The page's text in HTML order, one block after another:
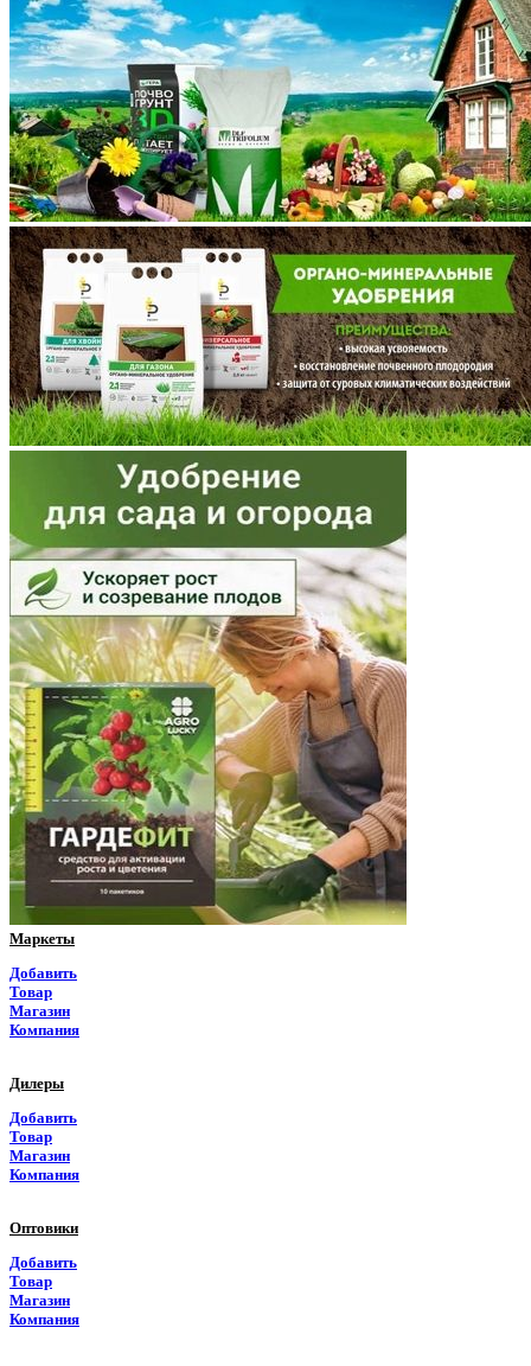
Курская область
Ленинградская область
Липецкая область
Магаданская область
Марий Эл
Мордовия
Московская область
Мурманская область
Ненецкий АО
Нижегородская область
Новгородская область
Новосибирская область
Омская область
Оренбургская область
Орловская область
Пензенская область
Пермский край
Приморский край
Псковская область
Ростовская область
Маркеты
Добавить
Товар
Магазин
Компания
Дилеры
Добавить
Товар
Магазин
Компания
Оптовики
Добавить
Товар
Магазин
Компания